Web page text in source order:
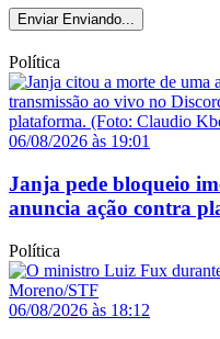
Enviar Enviando...
Política
06/08/2026 às 19:01
Janja pede bloqueio
anuncia ação contra
Política
06/08/2026 às 18:12